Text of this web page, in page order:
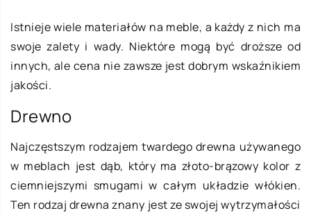
Istnieje wiele materiałów na meble, a każdy z nich ma
swoje zalety i wady. Niektóre mogą być droższe od
innych, ale cena nie zawsze jest dobrym wskaźnikiem
jakości.
Drewno
Najczęstszym rodzajem twardego drewna używanego
w meblach jest dąb, który ma złoto-brązowy kolor z
ciemniejszymi smugami w całym układzie włókien.
Ten rodzaj drewna znany jest ze swojej wytrzymałości